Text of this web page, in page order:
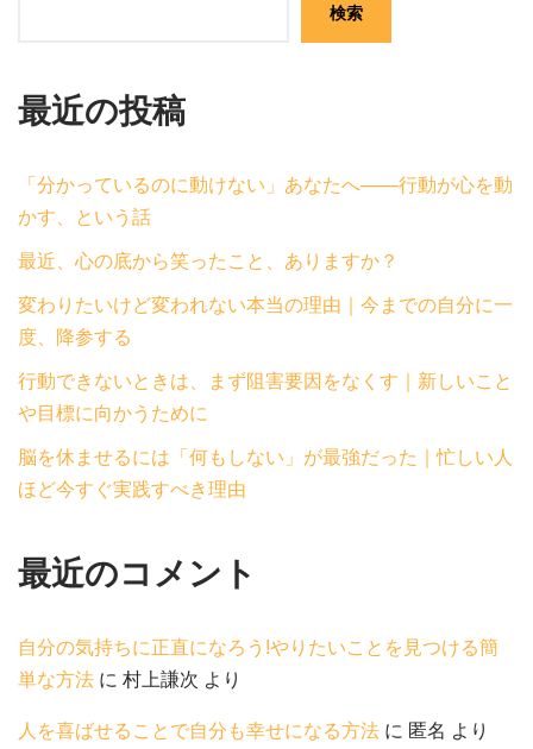
検索
最近の投稿
「分かっているのに動けない」あなたへ——行動が心を動
かす、という話
最近、心の底から笑ったこと、ありますか？
変わりたいけど変われない本当の理由｜今までの自分に一
度、降参する
行動できないときは、まず阻害要因をなくす｜新しいこと
や目標に向かうために
脳を休ませるには「何もしない」が最強だった｜忙しい人
ほど今すぐ実践すべき理由
最近のコメント
自分の気持ちに正直になろう!やりたいことを見つける簡
単な方法 に 村上謙次 より
人を喜ばせることで自分も幸せになる方法 に 匿名 より